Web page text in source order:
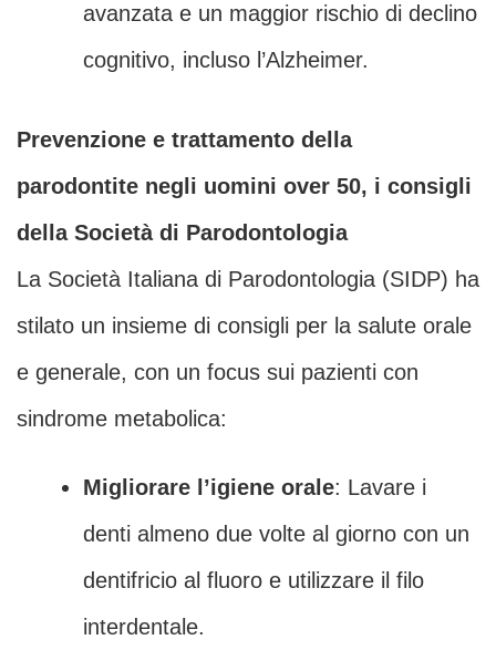
avanzata e un maggior rischio di declino
cognitivo, incluso l’Alzheimer.
Prevenzione e trattamento della
parodontite negli uomini over 50, i consigli
della Società di Parodontologia
La Società Italiana di Parodontologia (SIDP) ha
stilato un insieme di consigli per la salute orale
e generale, con un focus sui pazienti con
sindrome metabolica:
Migliorare l’igiene orale: Lavare i
denti almeno due volte al giorno con un
dentifricio al fluoro e utilizzare il filo
interdentale.